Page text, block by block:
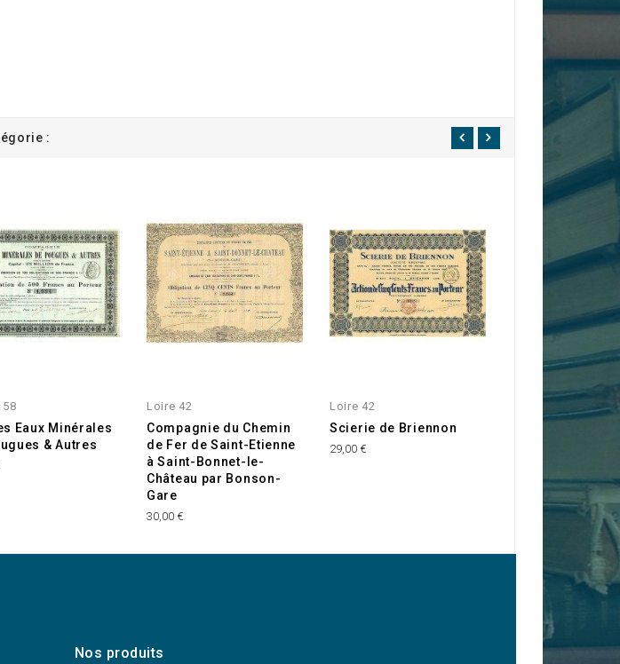
:
58
Eaux Minérales
& Autres
Loire 42
Compagnie du Chemin
de Fer de Saint-Etienne
à Saint-Bonnet-le-
Château par Bonson-
Gare
30,00 €
Loire 42
Scierie de Briennon
29,00 €
30,00 €
Nos produits